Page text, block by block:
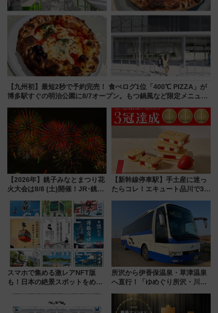
【九州初】最短2秒で予約完売！ 食べログ1位「400℃ PIZZA」が
博多駅すぐの明治公園に8/7オープン。もつ鍋風など限定メニュー
【2026年】銚子みなとまつり花
火大会は8/8 (土)開催！JR･銚子
報、利根川に咲く8,000発の大迫
力＆屋台を満喫
【新幹線停車駅】手土産に迷っ
たらコレ！エキュート品川で3年
産スイーツとは？
スマホで集める激レアNFT版
も！日本の絶景スポットをめぐ
ん)」企画がスタート
所沢から伊香保温泉・草津温泉
へ直行！「ゆめぐり所沢・川越
軽に 運行ダイヤ・運賃を解説